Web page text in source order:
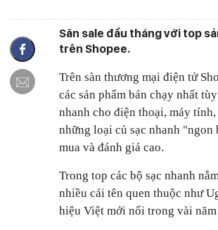
Săn sale đầu tháng với top
trên Shopee.
Trên sàn thương mại điện tử
các sản phẩm bán chạy nhất
nhanh cho điện thoại, máy
những loại củ sạc nhanh
mua và đánh giá cao.
Trong top các bộ sạc nhanh
nhiều cái tên quen thuộc như
hiệu Việt mới nổi trong vài